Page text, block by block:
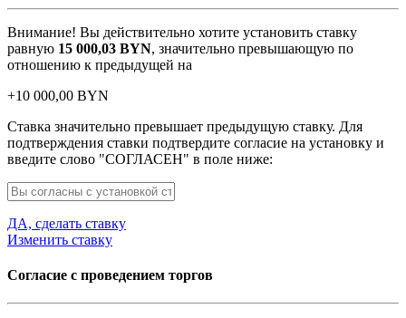
Внимание! Вы действительно хотите установить ставку
равную 15 000,03 BYN, значительно превышающую по
отношению к предыдущей на
+10 000,00 BYN
Ставка значительно превышает предыдущую ставку. Для
подтверждения ставки подтвердите согласие на установку и
введите слово "СОГЛАСЕН" в поле ниже:
ДА, сделать ставку
Изменить ставку
Согласие с проведением торгов